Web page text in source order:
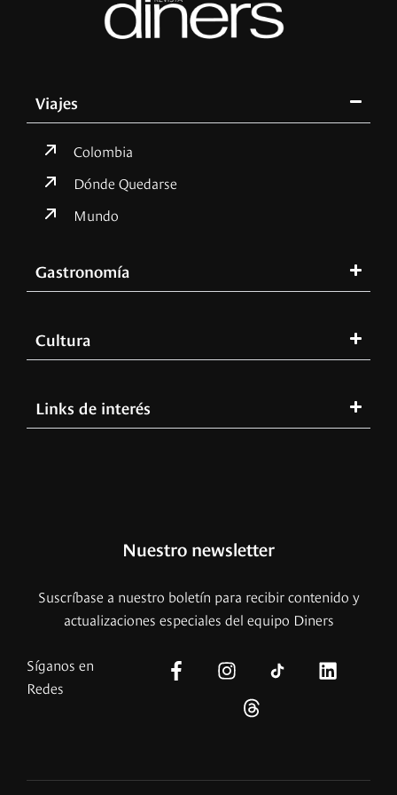
Viajes
Colombia
Dónde Quedarse
Mundo
Gastronomía
Cultura
Links de interés
Nuestro newsletter
Suscríbase a nuestro boletín para recibir contenido y
actualizaciones especiales del equipo Diners
Síganos en
Redes